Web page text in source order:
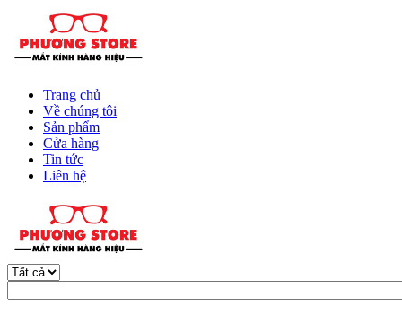
Trang chủ
Về chúng tôi
Sản phẩm
Cửa hàng
Tin tức
Liên hệ